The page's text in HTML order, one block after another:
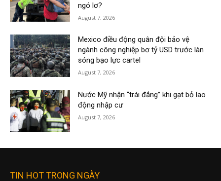
ngó lơ?
August 7, 2026
Mexico điều động quân đội bảo vệ
ngành công nghiệp bơ tỷ USD trước làn
sóng bạo lực cartel
August 7, 2026
Nước Mỹ nhận “trái đắng” khi gạt bỏ lao
động nhập cư
August 7, 2026
TIN HOT TRONG NGÀY